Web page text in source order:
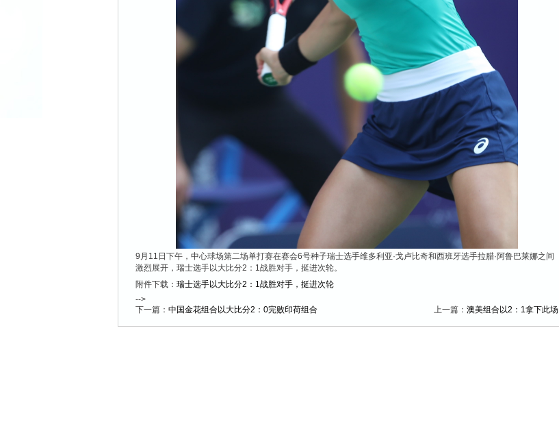
9月11日下午，中心球场第二场单打赛在赛会6号种子瑞士选手维多利亚·戈卢比奇和西班牙选手拉腊·阿鲁巴莱娜之间
激烈展开，瑞士选手以大比分2：1战胜对手，挺进次轮。
附件下载： 瑞士选手以大比分2：1战胜对手，挺进次轮
-->
上一篇： 澳美组合以2：1拿下此场
下一篇： 中国金花组合以大比分2：0完败印荷组合